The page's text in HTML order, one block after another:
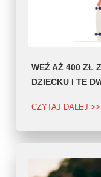
WEŹ AŻ 400 ZŁ
DZIECKU I TE
CZYTAJ DALEJ >>